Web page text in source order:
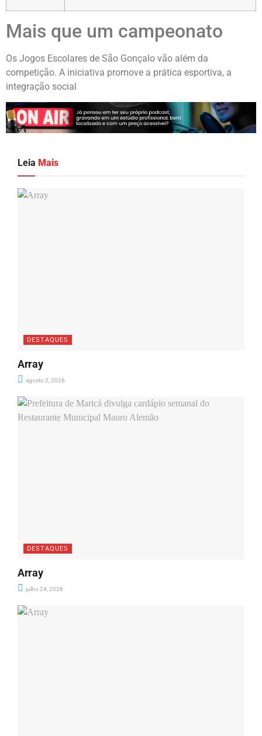
Mais que um campeonato
Os Jogos Escolares de São Gonçalo vão além da
competição. A iniciativa promove a prática esportiva, a
integração social
Leia Mais
DESTAQUES
Array
agosto 2, 2026
DESTAQUES
Array
julho 24, 2026